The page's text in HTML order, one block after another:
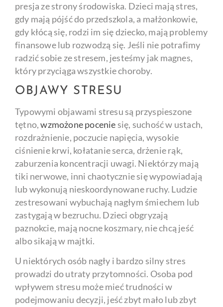
presja ze strony środowiska. Dzieci mają stres,
gdy mają pójść do przedszkola, a małżonkowie,
gdy kłócą się, rodzi im się dziecko, mają problemy
finansowe lub rozwodzą się. Jeśli nie potrafimy
radzić sobie ze stresem, jesteśmy jak magnes,
który przyciąga wszystkie choroby.
OBJAWY STRESU
Typowymi objawami stresu są przyspieszone
tętno,wzmożone poceniesię, suchość w ustach,
rozdrażnienie, poczucie napięcia, wysokie
ciśnienie krwi, kołatanie serca, drżenie rąk,
zaburzenia koncentracji uwagi. Niektórzy mają
tiki nerwowe, inni chaotycznie się wypowiadają
lub wykonują nieskoordynowane ruchy. Ludzie
zestresowani wybuchają nagłym śmiechem lub
zastygają w bezruchu. Dzieci obgryzają
paznokcie, mają nocne koszmary, nie chcą jeść
albo sikają w majtki.
U niektórych osób nagły i bardzo silny stres
prowadzi do utraty przytomności. Osoba pod
wpływem stresu może mieć trudności w
podejmowaniu decyzji, jeść zbyt mało lub zbyt